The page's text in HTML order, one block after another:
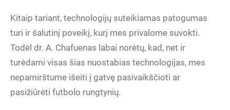
Kitaip tariant, technologijų suteikiamas patogumas
turi ir šalutinį poveikį, kurį mes privalome suvokti.
Todėl dr. A. Chafuenas labai norėtų, kad, net ir
turėdami visas šias nuostabias technologijas, mes
nepamirštume išeiti į gatvę pasivaikščioti ar
pasižiūrėti futbolo rungtynių.